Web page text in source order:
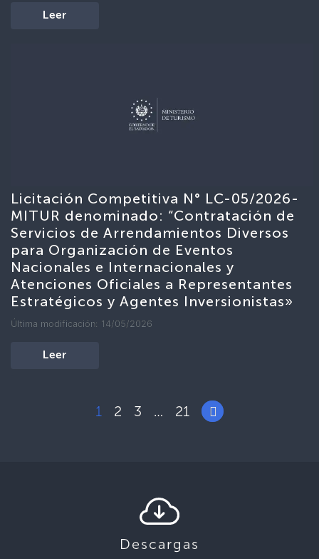
Leer
Licitación Competitiva N° LC-05/2026-
MITUR denominado: “Contratación de
Servicios de Arrendamientos Diversos
para Organización de Eventos
Nacionales e Internacionales y
Atenciones Oficiales a Representantes
Estratégicos y Agentes Inversionistas»
Última modificación: 14/05/2026
Leer
1 2 3 … 21
Descargas